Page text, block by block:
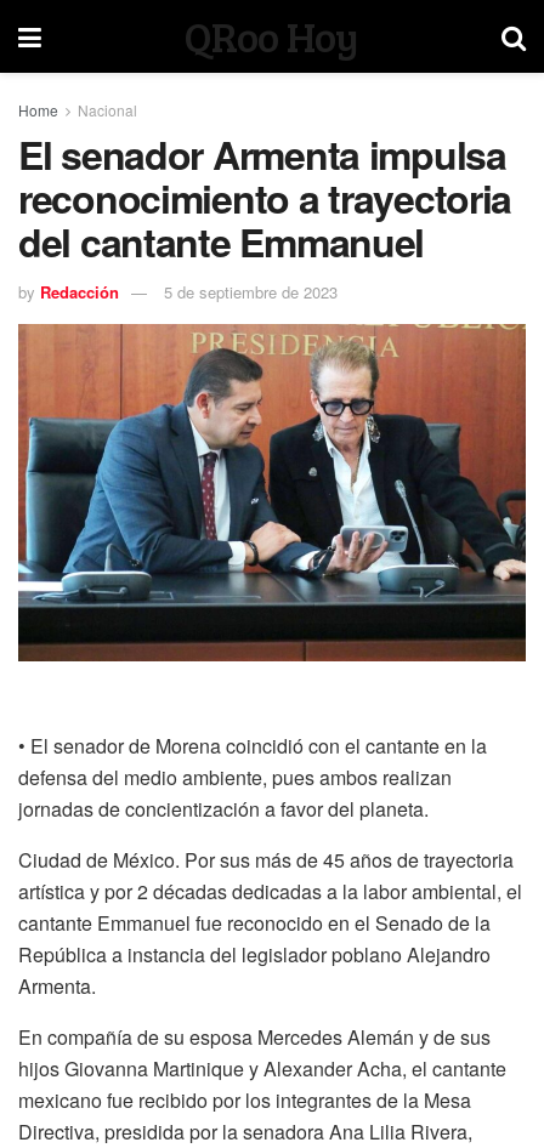
QRoo Hoy
Home Nacional
El senador Armenta impulsa
reconocimiento a trayectoria
del cantante Emmanuel
by Redacción 5 de septiembre de 2023
• El senador de Morena coincidió con el cantante en la
defensa del medio ambiente, pues ambos realizan
jornadas de concientización a favor del planeta.
Ciudad de México. Por sus más de 45 años de trayectoria
artística y por 2 décadas dedicadas a la labor ambiental, el
cantante Emmanuel fue reconocido en el Senado de la
República a instancia del legislador poblano Alejandro
Armenta.
En compañía de su esposa Mercedes Alemán y de sus
hijos Giovanna Martinique y Alexander Acha, el cantante
mexicano fue recibido por los integrantes de la Mesa
Directiva, presidida por la senadora Ana Lilia Rivera,